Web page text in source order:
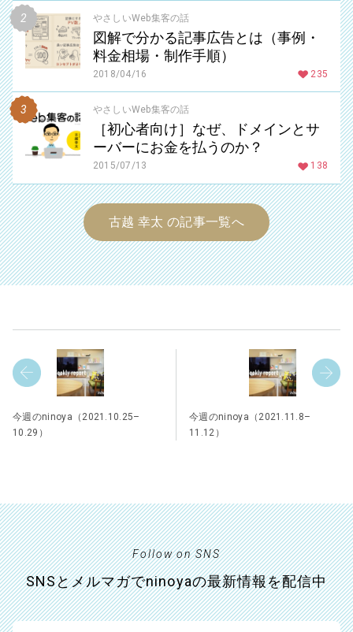
やさしいWeb集客の話
図解で分かる記事広告とは（事例・
料金相場・制作手順）
2018/04/16 235
やさしいWeb集客の話
［初心者向け］なぜ、ドメインとサ
ーバーにお金を払うのか？
2015/07/13 138
古越 幸太 の記事一覧へ
今週のninoya（2021.10.25–
10.29）
今週のninoya（2021.11.8–
11.12）
Follow on SNS
SNSとメルマガでninoyaの最新情報を配信中